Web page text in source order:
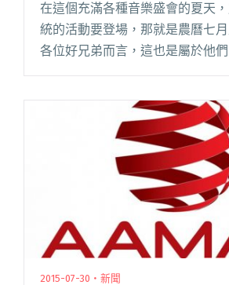
在這個充滿各種音樂盛會的夏天
統的活動要登場，那就是農曆七
各位好兄弟而言，這也是屬於他
今年夏天就有個結合了傳統與現
「妖怪音樂祭」誓言要打閱讀全
夏天 妖怪音樂祭人鬼同歡！"
2015-07-30・新聞